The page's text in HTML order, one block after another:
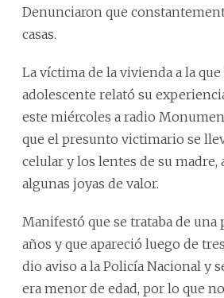
Denunciaron que
casas.
La víctima de la vivienda a la
adolescente relató su
este miércoles a radio
que el presunto victimario se
celular y los lentes de su madre,
algunas joyas de valor.
Manifestó que se trataba de una
años y que apareció luego de
dio aviso a la Policía Nacional y
era menor de edad, por lo que